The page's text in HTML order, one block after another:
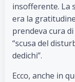
insofferente. La
era la
prendeva cura
“scusa del
dedichi”.
Ecco, anche in